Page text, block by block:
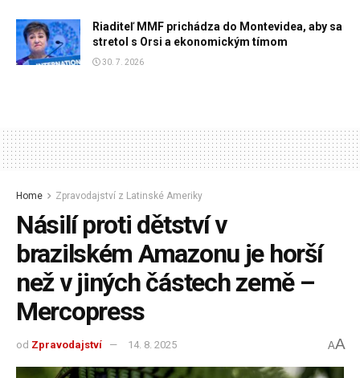
Riaditeľ MMF prichádza do Montevidea, aby sa
stretol s Orsi a ekonomickým tímom
30. 7. 2026
Home Zpravodajství z Latinské Ameriky
Násilí proti dětství v
brazilském Amazonu je horší
než v jiných částech země –
Mercopress
od Zpravodajství 14. 8. 2025 AA